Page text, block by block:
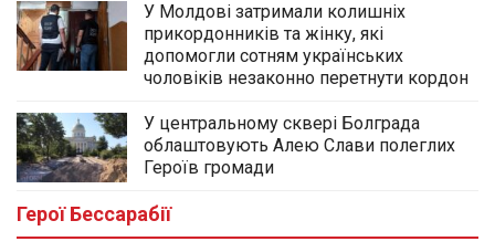
У Молдові затримали колишніх
прикордонників та жінку, які
допомогли сотням українських
чоловіків незаконно перетнути кордон
У центральному сквері Болграда
облаштовують Алею Слави полеглих
Героїв громади
Герої Бессарабії